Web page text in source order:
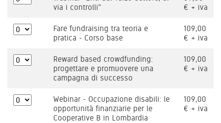
via i controlli"
€ + iva
Fare fundraising tra teoria e
pratica - Corso base
109,00
€ + iva
Reward based crowdfunding:
progettare e promuovere una
campagna di successo
109,00
€ + iva
Webinar - Occupazione disabili: le
opportunità finanziarie per le
Cooperative B in Lombardia
109,00
€ + iva